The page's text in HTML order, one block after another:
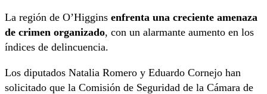
La región de O’Higgins enfrenta una creciente amenaza
de crimen organizado, con un alarmante aumento en los
índices de delincuencia.
Los diputados Natalia Romero y Eduardo Cornejo han
solicitado que la Comisión de Seguridad de la Cámara de